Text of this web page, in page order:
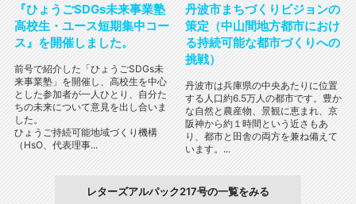
『ひょうごSDGs未来事業塾
高校生・ユース短期集中コー
ス』を開催しました。
前号で紹介した「ひょうごSDGs未
来事業塾」を開催し、高校生を中心
とした参加者が一人ひとり、自分た
ちの未来について意見を出し合いま
した。
ひょうご持続可能地域づくり機構
（HsO、代表理事...
丹波市まちづくりビジョンの
策定（中山間地方都市におけ
る持続可能な都市づくりへの
挑戦）
丹波市は兵庫県の中央あたりに位置
する人口約6.5万人の都市です。豊か
な自然と農産物、景観に恵まれ、京
阪神から約１時間という近さもあ
り、都市と田舎の両方を兼ね備えて
います。...
レターズアルパック217号の一覧をみる